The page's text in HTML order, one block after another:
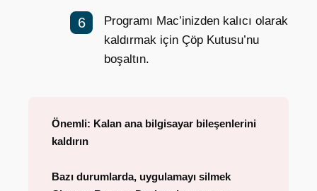
Programı Mac’inizden kalıcı olarak
kaldırmak için Çöp Kutusu’nu
boşaltın.
Önemli: Kalan ana bilgisayar bileşenlerini
kaldırın
Bazı durumlarda, uygulamayı silmek